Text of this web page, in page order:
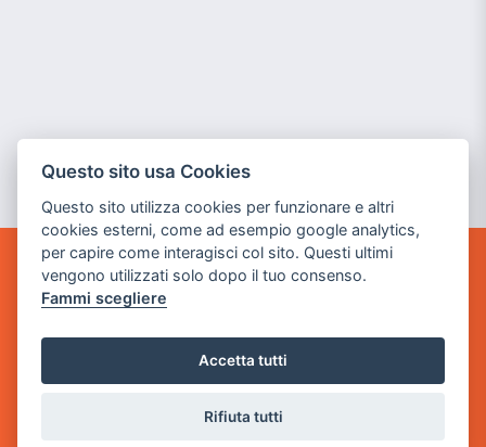
GAME WARP
BY POWER GAME SRL
via Villaggio dei Platani, 3
Questo sito usa Cookies
Questo sito utilizza cookies per funzionare e altri
cookies esterni, come ad esempio google analytics,
per capire come interagisci col sito. Questi ultimi
vengono utilizzati solo dopo il tuo consenso.
Fammi scegliere
Accetta tutti
Rifiuta tutti